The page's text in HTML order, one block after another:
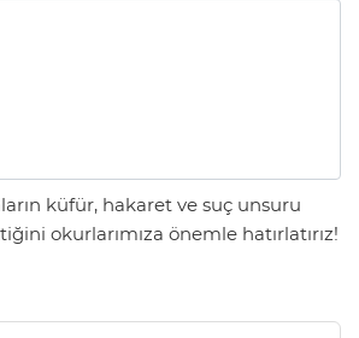
küfür, hakaret ve suç unsuru
okurlarımıza önemle hatırlatırız!